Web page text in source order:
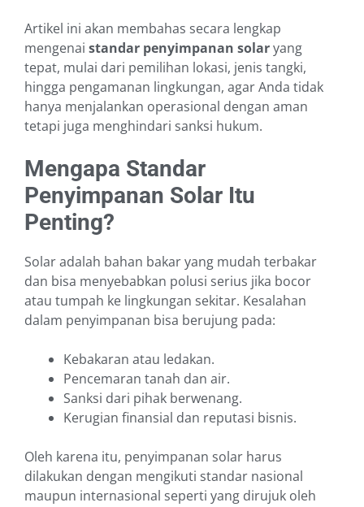
Artikel ini akan membahas secara lengkap
mengenai standar penyimpanan solaryang
tepat, mulai dari pemilihan lokasi, jenis tangki,
hingga pengamanan lingkungan, agar Anda tidak
hanya menjalankan operasional dengan aman
tetapi juga menghindari sanksi hukum.
Mengapa Standar
Penyimpanan Solar Itu
Penting?
Solar adalah bahan bakar yang mudah terbakar
dan bisa menyebabkan polusi serius jika bocor
atau tumpah ke lingkungan sekitar. Kesalahan
dalam penyimpanan bisa berujung pada:
Kebakaran atau ledakan.
Pencemaran tanah dan air.
Sanksi dari pihak berwenang.
Kerugian finansial dan reputasi bisnis.
Oleh karena itu, penyimpanan solar harus
dilakukan dengan mengikuti standar nasional
maupun internasional seperti yang dirujuk oleh